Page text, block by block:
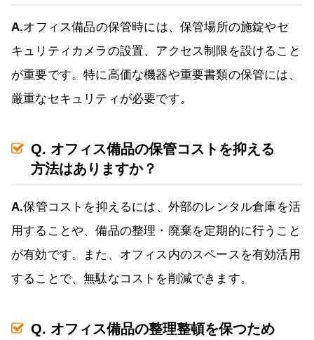
A.オフィス備品の保管時には、保管場所の施錠やセ
キュリティカメラの設置、アクセス制限を設けること
が重要です。特に高価な機器や重要書類の保管には、
厳重なセキュリティが必要です。
Q. オフィス備品の保管コストを抑える
方法はありますか？
A.保管コストを抑えるには、外部のレンタル倉庫を活
用することや、備品の整理・廃棄を定期的に行うこと
が有効です。また、オフィス内のスペースを有効活用
することで、無駄なコストを削減できます。
Q. オフィス備品の整理整頓を保つため